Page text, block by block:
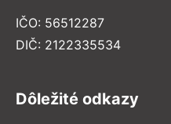
IČO: 56512287
DIČ: 2122335534
Dôležité odkazy